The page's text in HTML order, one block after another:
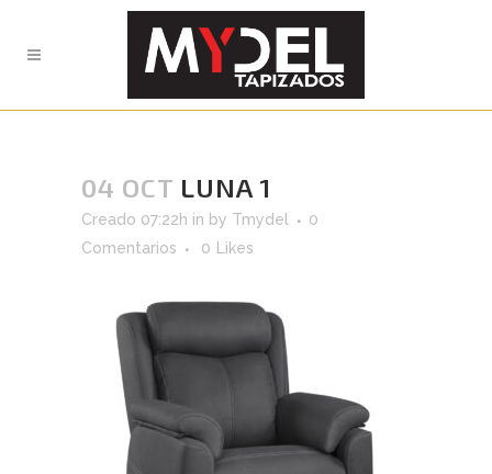
04 OCT LUNA 1
Creado 07:22h in by Tmydel
0
Comentarios
0 Likes